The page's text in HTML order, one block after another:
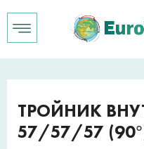
ТРОЙНИК
57/57/57